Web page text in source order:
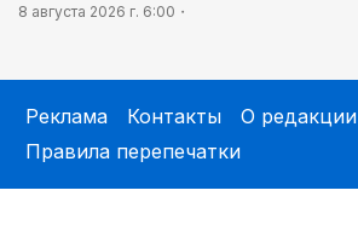
8 августа 2026 г. 6:00
Реклама Контакты
О редакции
Правила перепечатки